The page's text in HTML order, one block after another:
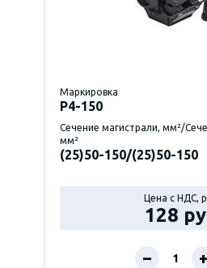
Маркировка
P4-150
Сечение магистрали, мм²/
мм²
(25)50-150/(25)50-150
Цена с НДС,
128
– +